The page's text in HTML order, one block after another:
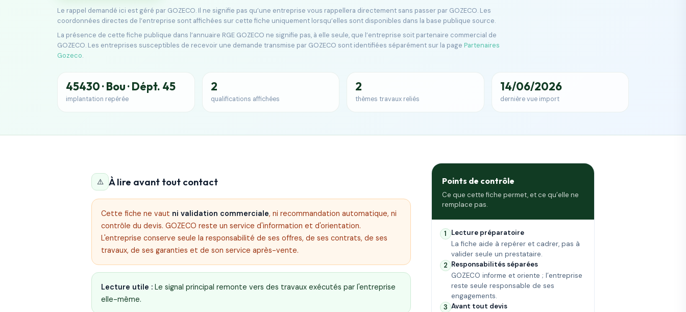
Le rappel demandé ici est géré par GOZECO. Il ne signifie pas qu’une entreprise vous rappellera directement sans passer par GOZECO. Les
coordonnées directes de l’entreprise sont affichées sur cette fiche uniquement lorsqu’elles sont disponibles dans la base publique source.
La présence de cette fiche publique dans l’annuaire RGE GOZECO ne signifie pas, à elle seule, que l’entreprise soit partenaire commercial de
GOZECO. Les entreprises susceptibles de recevoir une demande transmise par GOZECO sont identifiées séparément sur la page Partenaires
Gozeco.
45430 · Bou · Dépt. 45
implantation repérée
2
qualifications affichées
2
thèmes travaux reliés
14/06/2026
dernière vue import
⚠️ À lire avant tout contact
Cette fiche ne vaut ni validation commerciale, ni recommandation automatique, ni
contrôle du devis. GOZECO reste un service d'information et d'orientation.
L'entreprise conserve seule la responsabilité de ses offres, de ses contrats, de ses
travaux, de ses garanties et de son service après-vente.
Lecture utile : Le signal principal remonte vers des travaux exécutés par l'entreprise
elle-même.
Points de contrôle
Ce que cette fiche permet, et ce qu’elle ne
remplace pas.
1 Lecture préparatoire
La fiche aide à repérer et cadrer, pas à
valider seule un prestataire.
2 Responsabilités séparées
GOZECO informe et oriente ; l’entreprise
reste seule responsable de ses
engagements.
3 Avant tout devis